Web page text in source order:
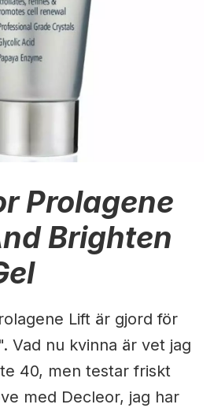
Prolagene
Brighten
Lift är gjord för
Vad nu kvinna är vet jag
40, men testar friskt
med Decleor, jag har